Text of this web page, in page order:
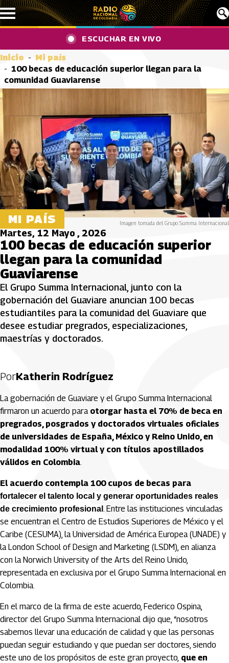
Pasar al contenido principal
ESCUCHAR EN VIVO
Inicio
Mi país
100 becas de educación superior llegan para la
comunidad Guaviarense
MI PAÍS Imagen tomada del Grupo Summa Internacional
Martes, 12 Mayo , 2026
100 becas de educación superior
llegan para la comunidad
Guaviarense
El Grupo Summa Internacional, junto con la
gobernación del Guaviare anuncian 100 becas
estudiantiles para la comunidad del Guaviare que
desee estudiar pregrados, especializaciones,
maestrías y doctorados.
PorKatherin Rodríguez
La gobernación de Guaviare y el Grupo Summa Internacional
firmaron un acuerdo para otorgar hasta el 70% de beca en
pregrados, posgrados y doctorados virtuales oficiales
de universidades de España, México y Reino Unido, en
modalidad 100% virtual y con títulos apostillados
válidos en Colombia.
El acuerdo contempla 100 cupos de becas para
fortalecer el talento local y generar oportunidades reales
de crecimiento profesional . Entre las instituciones vinculadas
se encuentran el Centro de Estudios Superiores de México y el
Caribe (CESUMA), la Universidad de América Europea (UNADE) y
la London School of Design and Marketing (LSDM), en alianza
con la Norwich University of the Arts del Reino Unido,
representada en exclusiva por el Grupo Summa Internacional en
Colombia.
En el marco de la firma de este acuerdo, Federico Ospina,
director del Grupo Summa Internacional dijo que, “nosotros
sabemos llevar una educación de calidad y que las personas
puedan seguir estudiando y que puedan ser doctores, siendo
este uno de los propósitos de este gran proyecto, que en